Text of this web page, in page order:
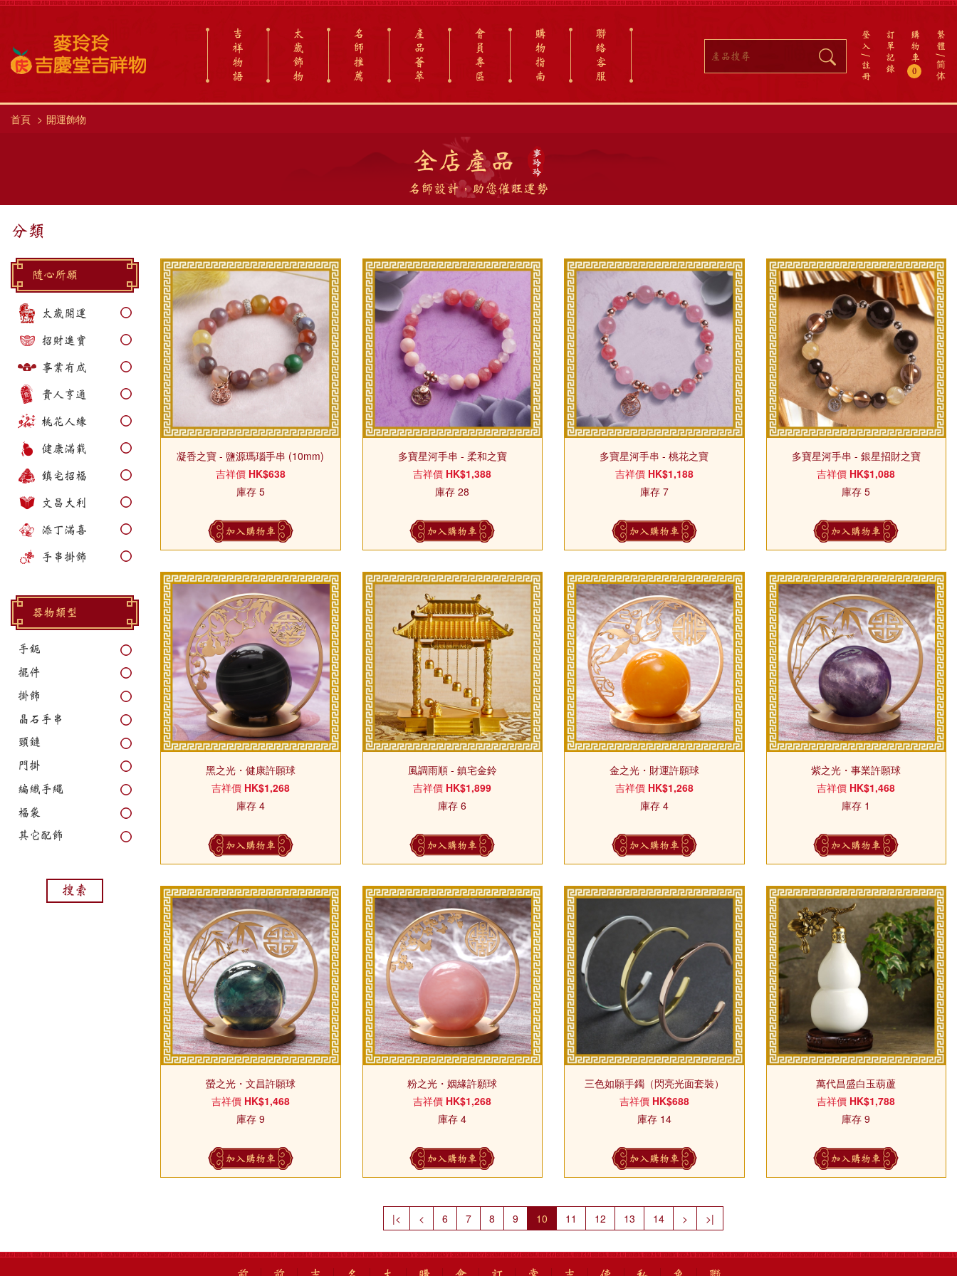
繁
體
简
体
購
物
車
0
訂
單
記
錄
登
入
註
冊
吉
祥
物
語
太
歲
飾
物
名
師
推
薦
產
品
薈
萃
會
員
專
區
購
物
指
南
聯
絡
客
服
首頁 開運飾物
全店產品
名師設計，助您催旺運勢
分類
隨心所願
太歲開運
招財進寶
事業有成
貴人亨通
桃花人緣
健康滿載
鎮宅招福
文昌大利
添丁滿喜
手串掛飾
器物類型
手鈪
擺件
掛飾
晶石手串
頸鏈
門掛
編織手繩
福袋
其它配飾
搜索
凝香之寶 - 鹽源瑪瑙手串 (10mm)
吉祥價 HK$638
庫存 5
加入購物車
多寶星河手串 - 柔和之寶
吉祥價 HK$1,388
庫存 28
加入購物車
多寶星河手串 - 桃花之寶
吉祥價 HK$1,188
庫存 7
加入購物車
多寶星河手串 - 銀星招財之寶
吉祥價 HK$1,088
庫存 5
加入購物車
黑之光・健康許願球
吉祥價 HK$1,268
庫存 4
加入購物車
風調雨順 - 鎮宅金鈴
吉祥價 HK$1,899
庫存 6
加入購物車
金之光・財運許願球
吉祥價 HK$1,268
庫存 4
加入購物車
紫之光・事業許願球
吉祥價 HK$1,468
庫存 1
加入購物車
螢之光・文昌許願球
吉祥價 HK$1,468
庫存 9
加入購物車
粉之光・姻緣許願球
吉祥價 HK$1,268
庫存 4
加入購物車
三色如願手鐲（閃亮光面套裝）
吉祥價 HK$688
庫存 14
加入購物車
萬代昌盛白玉葫蘆
吉祥價 HK$1,788
庫存 9
加入購物車
|< < 6 7 8 9 10 11 12 13 14 > >|